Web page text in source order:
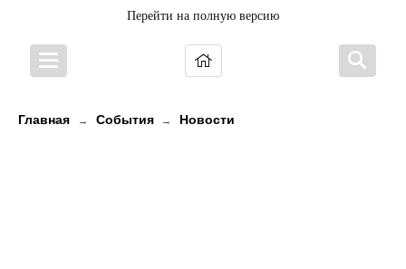
Перейти на полную версию
Главная → События → Новости